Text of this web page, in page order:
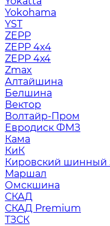
Yokohama
YST
ZEPP
ZEPP 4x4
ZEPP 4х4
Zmax
Алтайшина
Белшина
Вектор
Волтайр-Пром
Евродиск ФМЗ
Кама
КиК
Кировский шинный
Маршал
Омскшина
СКАД
СКАД Premium
ТЗСК